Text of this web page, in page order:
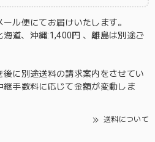
ル便にてお届けいたします。
道、沖縄:1,400円 、離島は別途ご
に別途送料の請求案内をさせてい
手数料に応じて金額が変動しま
送料について